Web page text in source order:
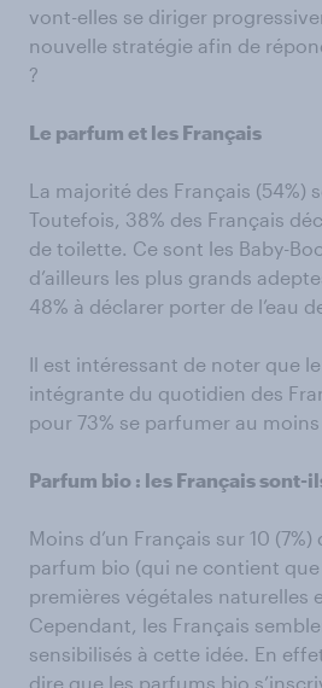
vont-elles se diriger
nouvelle stratégie afin de
?
Le parfum et les Français
La majorité des Français (54%)
Toutefois, 38% des Français
de toilette. Ce sont les Baby-
d’ailleurs les plus grands
48% à déclarer porter de l’eau
Il est intéressant de noter que
intégrante du quotidien des
pour 73% se parfumer au
Parfum bio : les Français sont-
Moins d’un Français sur 10
parfum bio (qui ne contient
premières végétales naturelles
Cependant, les Français
sensibilisés à cette idée. En
dire que les parfums bio